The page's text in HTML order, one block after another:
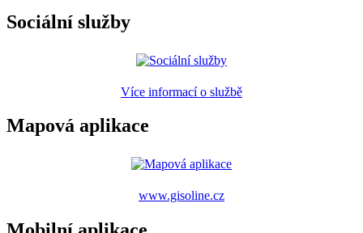
Sociální služby
Více informací o službě
Mapová aplikace
www.gisoline.cz